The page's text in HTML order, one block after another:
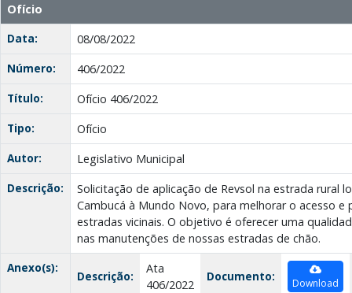
Ofício
Data:
08/08/2022
Número:
406/2022
Título:
Ofício 406/2022
Tipo:
Ofício
Autor:
Legislativo Municipal
Descrição:
Solicitação de aplicação de Revsol na estrada rural
Cambucá à Mundo Novo, para melhorar o acesso e
estradas vicinais. O objetivo é oferecer uma
nas manutenções de nossas estradas de chão.
Anexo(s):
Descrição:
Ata
406/2022
Documento: Download